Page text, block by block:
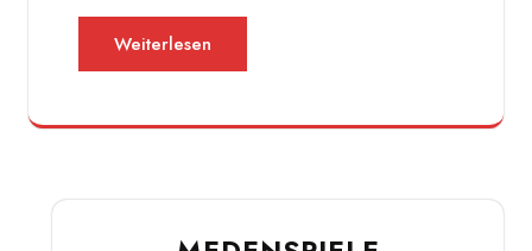
Weiterlesen